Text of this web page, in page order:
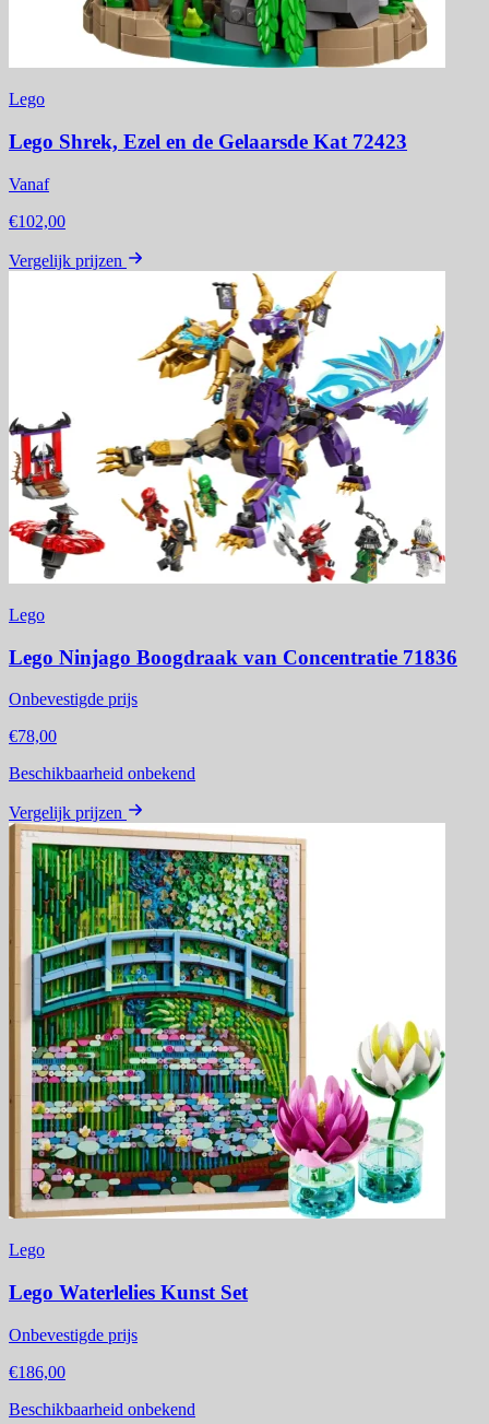
Lego
Lego Shrek, Ezel en de Gelaarsde Kat 72423
Vanaf
€102,00
Vergelijk prijzen
Lego
Lego Ninjago Boogdraak van Concentratie 71836
Onbevestigde prijs
€78,00
Beschikbaarheid onbekend
Vergelijk prijzen
Lego
Lego Waterlelies Kunst Set
Onbevestigde prijs
€186,00
Beschikbaarheid onbekend